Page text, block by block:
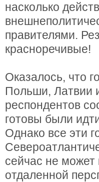
насколько
правителями.
красноречивые!
Оказалось, что
Польши, Латвии
респондентов
готовы были
Однако все эти
сейчас не
отдаленной